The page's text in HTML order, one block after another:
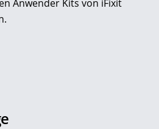
Anwender Kits von iFixit